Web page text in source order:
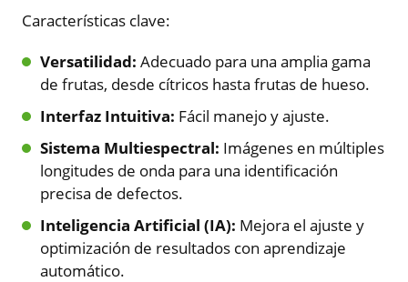
Características clave:
Versatilidad: Adecuado para una amplia gama
de frutas, desde cítricos hasta frutas de hueso.
Interfaz Intuitiva: Fácil manejo y ajuste.
Sistema Multiespectral: Imágenes en múltiples
longitudes de onda para una identificación
precisa de defectos.
Inteligencia Artificial (IA): Mejora el ajuste y
optimización de resultados con aprendizaje
automático.